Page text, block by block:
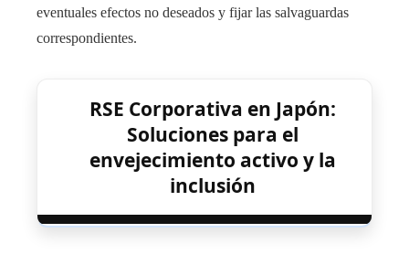
eventuales efectos no deseados y fijar las salvaguardas
correspondientes.
RSE Corporativa en Japón:
Soluciones para el
envejecimiento activo y la
inclusión